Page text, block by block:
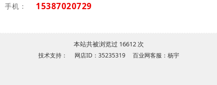
手机： 15387020729
本站共被浏览过 16612 次
技术支持： 网店ID：35235319 百业网客服：杨宇